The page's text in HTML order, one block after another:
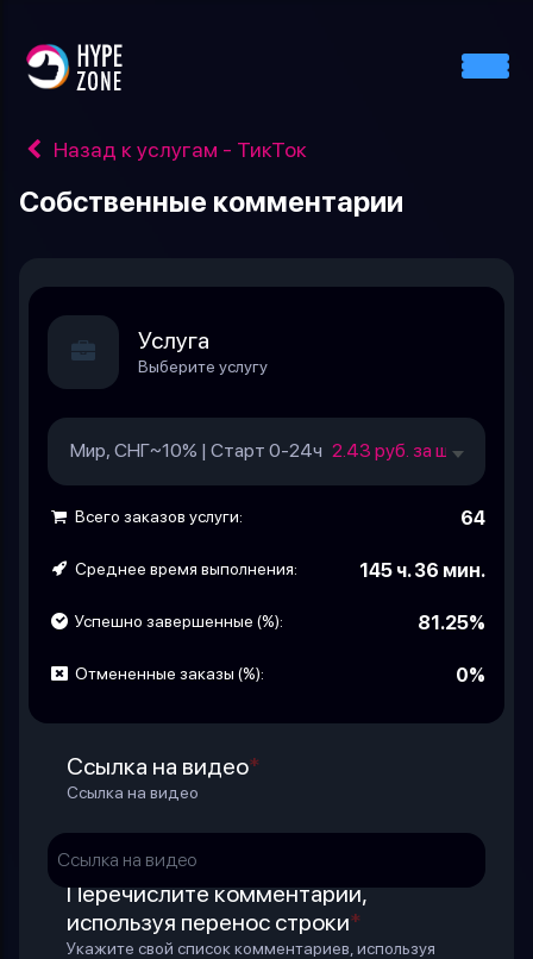
Назад к услугам - ТикТок
Собственные комментарии
Услуга
Выберите услугу
Мир, СНГ~10% | Старт 0-24ч 2.43 руб. за шт.
Всего заказов услуги: 64
Среднее время выполнения: 145 ч. 36 мин.
Успешно завершенные (%): 81.25%
Отмененные заказы (%): 0%
Ссылка на видео*
Ссылка на видео
Перечислите комментарии,
используя перенос строки*
Укажите свой список комментариев, используя